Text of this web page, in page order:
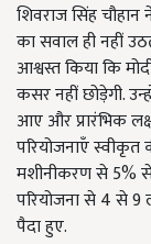
शिवराज सिंह
का सवाल ही नहीं
आश्वस्त किया कि
कसर नहीं छोड़ेगी.
आए और प्रारंभिक
परियोजनाएँ स्वीकृत
मशीनीकरण से
परियोजना से 4 से 9
पैदा हुए.